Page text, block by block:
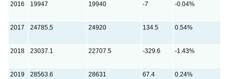
2016 19947 19940 -7 -0.04%
2017 24785.5 24920 134.5 0.54%
2018 23037.1 22707.5 -329.6 -1.43%
2019 28563.6 28631 67.4 0.24%